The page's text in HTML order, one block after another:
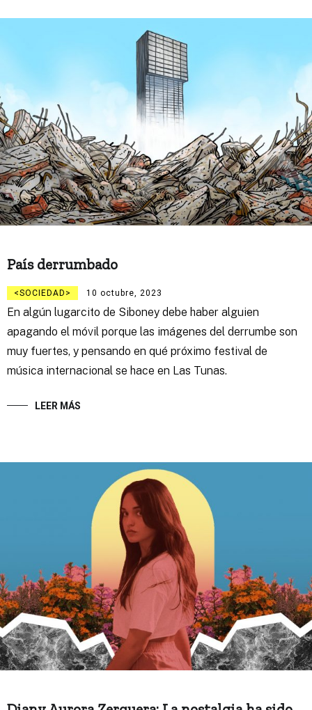
País derrumbado
SOCIEDAD 10 octubre, 2023
En algún lugarcito de Siboney debe haber alguien
apagando el móvil porque las imágenes del derrumbe son
muy fuertes, y pensando en qué próximo festival de
música internacional se hace en Las Tunas.
LEER MÁS